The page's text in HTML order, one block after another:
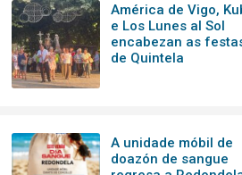
América de Vigo,
e Los Lunes al Sol
encabezan as
de Quintela
A unidade móbil de
doazón de sangue